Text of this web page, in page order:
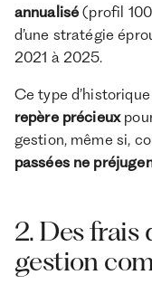
annualisé (profil
d’une stratégie
2021 à 2025.
Ce type
repère précieux
gestion, même si,
passées ne
2. Des frais
gestion